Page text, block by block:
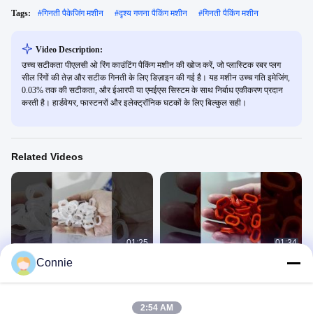
Tags: #गिनती पैकेजिंग मशीन #दृश्य गणना पैकिंग मशीन #गिनती पैकिंग मशीन
Video Description:
उच्च सटीकता पीएलसी ओ रिंग काउंटिंग पैकिंग मशीन की खोज करें, जो प्लास्टिक रबर प्लग
सील रिंगों की तेज़ और सटीक गिनती के लिए डिज़ाइन की गई है। यह मशीन उच्च गति इमेजिंग,
0.03% तक की सटीकता, और ईआरपी या एमईएस सिस्टम के साथ निर्बाध एकीकरण प्रदान
करती है। हार्डवेयर, फास्टनरों और इलेक्ट्रॉनिक घटकों के लिए बिल्कुल सही।
Related Videos
01:25
ओ रिंग के लिए स्वचालित गिनती पैकिंग मशीन
ओ-रिंग, रबर, सिलिकॉन पार्ट्स
01:34
Connie
2:54 AM